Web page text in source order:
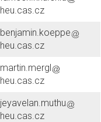
heu.cas.cz
benjamin.koeppe
heu.cas.cz
martin.mergl
heu.cas.cz
jeyavelan.muthu
heu.cas.cz